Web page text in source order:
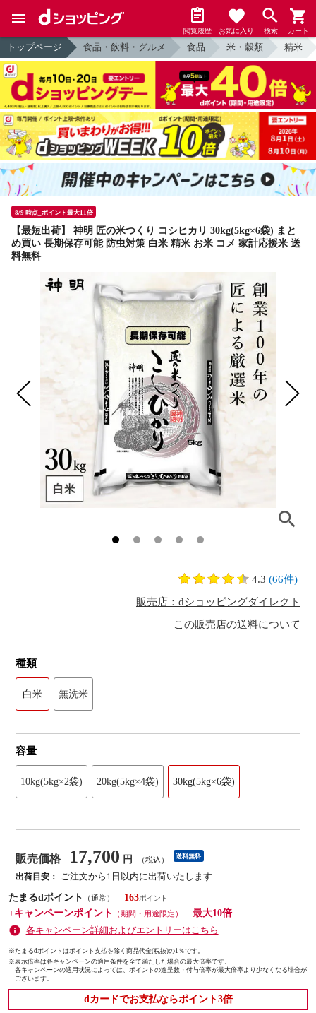
閲覧履歴 お気に入り 検索 カート
トップページ 食品・飲料・グルメ 食品 米・穀類 精米
8/9 時点_ポイント最大11倍
【最短出荷】 神明 匠の米つくり コシヒカリ 30kg(5kg×6袋) まと
め買い 長期保存可能 防虫対策 白米 精米 お米 コメ 家計応援米 送
料無料
4.3 (66件)
販売店：dショッピングダイレクト
この販売店の送料について
種類
白米 無洗米
容量
10kg(5kg×2袋) 20kg(5kg×4袋) 30kg(5kg×6袋)
販売価格 17,700 円 （税込） 送料無料
出荷目安：
ご注文から1日以内に出荷いたします
たまるdポイント
（通常）
163
+キャンペーンポイント
（期間・用途限定）
最大10倍
各キャンペーン詳細およびエントリーはこちら
※たまるdポイントはポイント支払を除く商品代金(税抜)の1％です。
※表示倍率は各キャンペーンの適用条件を全て満たした場合の最大倍率です。
各キャンペーンの適用状況によっては、ポイントの進呈数・付与倍率が最大倍率より少なくなる場合が
ございます。
dカードでお支払ならポイント3倍